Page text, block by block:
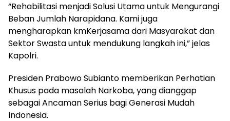
“Rehabilitasi menjadi Solusi Utama untuk Mengurangi
Beban Jumlah Narapidana. Kami juga
mengharapkan kmKerjasama dari Masyarakat dan
Sektor Swasta untuk mendukung langkah ini,” jelas
Kapolri.
Presiden Prabowo Subianto memberikan Perhatian
Khusus pada masalah Narkoba, yang dianggap
sebagai Ancaman Serius bagi Generasi Mudah
Indonesia.